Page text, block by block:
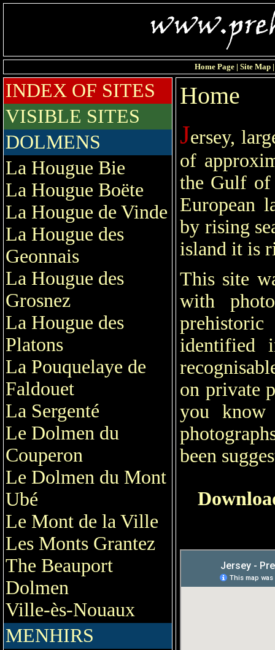
Home Page | Site Map
INDEX OF SITES
VISIBLE SITES
DOLMENS
La Hougue Bie
La Hougue Boëte
La Hougue de Vinde
La Hougue des
Geonnais
La Hougue des
Grosnez
La Hougue des
Platons
La Pouquelaye de
Faldouet
La Sergenté
Le Dolmen du
Couperon
Le Dolmen du Mont
Ubé
Le Mont de la Ville
Les Monts Grantez
The Beauport
Dolmen
Ville-ès-Nouaux
MENHIRS
Home
Jersey,
of
the Gulf of
European
by rising
island it is
This site
with
identified
on private
you know
been